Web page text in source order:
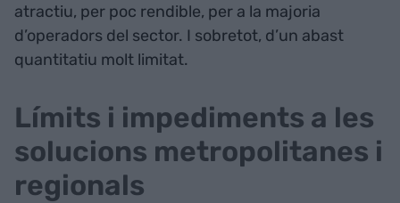
atractiu, per poc rendible, per a la majoria
d’operadors del sector. I sobretot, d’un abast
quantitatiu molt limitat.
Límits i impediments a les
solucions metropolitanes i
regionals